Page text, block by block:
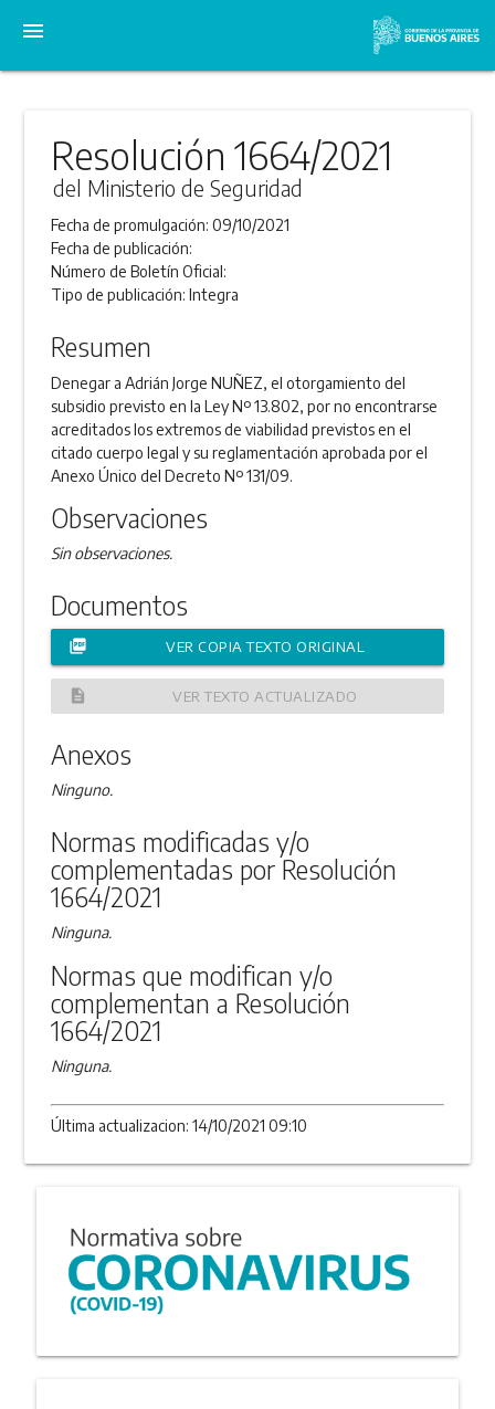
menu
Resolución 1664/2021
del Ministerio de Seguridad
Fecha de promulgación:09/10/2021
Fecha de publicación:
Número de Boletín Oficial:
Tipo de publicación:Integra
Resumen
Denegar a Adrián Jorge NUÑEZ, el otorgamiento del
subsidio previsto en la Ley Nº 13.802, por no encontrarse
acreditados los extremos de viabilidad previstos en el
citado cuerpo legal y su reglamentación aprobada por el
Anexo Único del Decreto Nº 131/09.
Observaciones
Sin observaciones.
Documentos
picture_as_pdf VER COPIA TEXTO ORIGINAL
description VER TEXTO ACTUALIZADO
Anexos
Ninguno.
Normas modificadas y/o
complementadas por Resolución
1664/2021
Ninguna.
Normas que modifican y/o
complementan a Resolución
1664/2021
Ninguna.
Última actualizacion: 14/10/2021 09:10